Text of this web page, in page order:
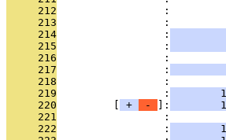
     212
:
     213
:
     214
                 :
     215
                 :
     216
:
     217
                 :
     218
:
     219
                 :
     220
+ - ]:
     221
:
     222
                 :